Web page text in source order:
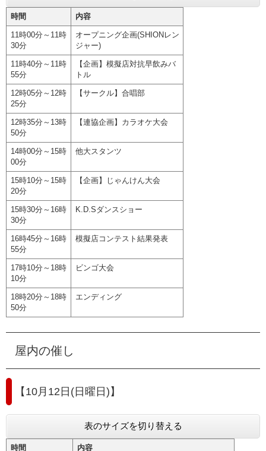
時間 内容
11時00分～11時
30分
オープニング企画(SHIONレン
ジャー)
11時40分～11時
55分
【企画】模擬店対抗早飲みバ
トル
12時05分～12時
25分
【サークル】合唱部
12時35分～13時
50分
【連協企画】カラオケ大会
14時00分～15時
00分
他大スタンツ
15時10分～15時
20分
【企画】じゃんけん大会
15時30分～16時
30分
K.D.Sダンスショー
16時45分～16時
55分
模擬店コンテスト結果発表
17時10分～18時
10分
ビンゴ大会
18時20分～18時
50分
エンディング
屋内の催し
【10月12日(日曜日)】
表のサイズを切り替える
時間 内容